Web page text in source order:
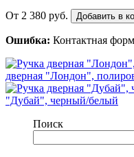
От 2 380 руб. Добавить в
Ошибка: Контактная
дверная "Лондон",
"Дубай", черный/белый
Поиск